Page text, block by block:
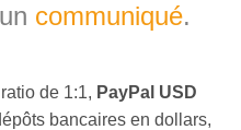
communiqué.
de 1:1, PayPal USD
bancaires en dollars,